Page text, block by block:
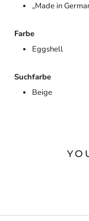
„Made in
Farbe
Eggshell
Suchfarbe
Beige